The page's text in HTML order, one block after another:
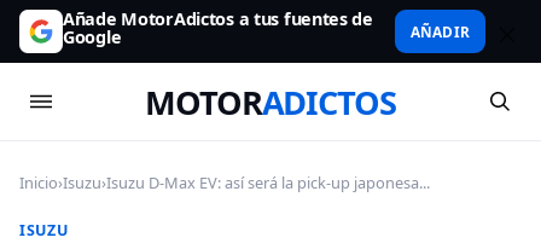
Añade MotorAdictos a tus fuentes de
Google AÑADIR
MOTORADICTOS
Inicio›Isuzu›Isuzu D-Max EV: así será la pick-up japonesa...
ISUZU